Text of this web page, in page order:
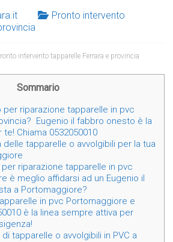
Pronto intervento
intervento tapparelle Ferrara e provincia
Sommario
per riparazione tapparelle in pvc
Eugenio il fabbro onesto è la
Chiama 0532050010
delle tapparelle o avvolgibili per la tua
riparazione tapparelle in pvc
è meglio affidarsi ad un Eugenio il
a Portomaggiore?
in pvc Portomaggiore e
è la linea sempre attiva per
tapparelle o avvolgibili in PVC a